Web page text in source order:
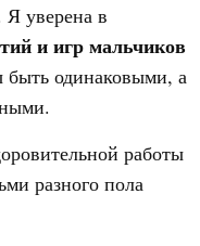
Я уверена в
и игр мальчиков
быть одинаковыми, а
работы
разного пола